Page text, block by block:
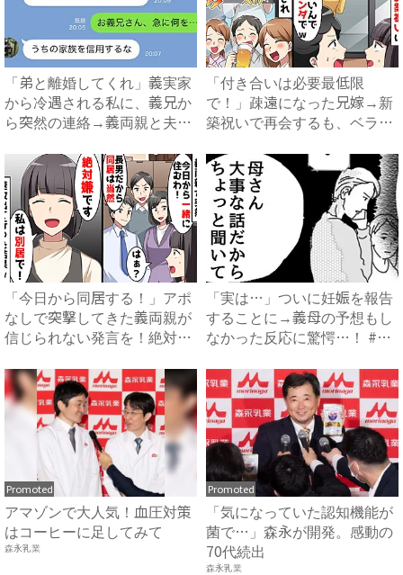
「弟と離婚してくれ」義実家
から冷遇される私に、義兄か
ら突然の連絡→義両親と夫が
「付き合いは必要最低限
で！」疎遠になった兄嫁→新
築祝いで再会するも、ベラン
「今日から同居する！」アポ
なしで突撃してきた義両親が
信じられない発言を！絶対嫌
「実は…」ついに妊娠を報告
することに→義母の予想もし
なかった反応に驚愕…！ #
Promoted
アマゾンで大人気！血圧対策
はコーヒーに足してみて
森永乳業
Promoted
「気になっていた認知機能が
菌で…」森永が開発。感動の
70代続出
森永乳業